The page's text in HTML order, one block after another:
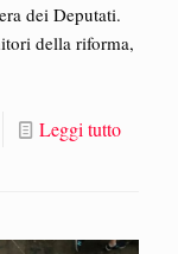
dei Deputati.
della riforma,
Leggi tutto